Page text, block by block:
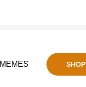
MEMES SHOP